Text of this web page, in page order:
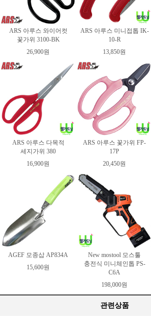
ARS 아루스 와이어컷
꽃가위 3100-BK
26,900원
ARS 아루스 미니접톱 IK-
10-R
13,850원
ARS 아루스 다목적
세지가위 380
16,900원
ARS 아루스 꽃가위 FP-
17P
20,450원
AGEF 모종삽 AP834A
15,600원
New mostool 모스툴
충전식 미니체인톱 PS-
C6A
198,000원
관련상품